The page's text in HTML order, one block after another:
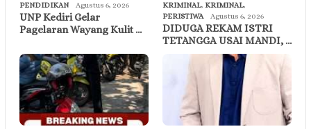
PENDIDIKAN
Agustus 6, 2026
UNP Kediri Gelar
Pagelaran Wayang Kulit …
KRIMINAL, KRIMINAL,
PERISTIWA
Agustus 6, 2026
DIDUGA REKAM ISTRI
TETANGGA USAI MANDI, …